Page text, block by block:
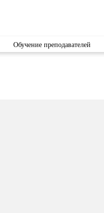
Обучение преподавателей